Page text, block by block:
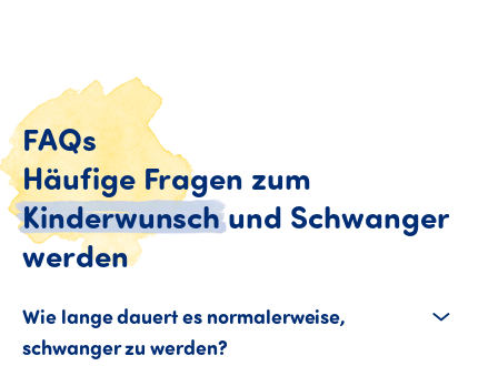
FAQs
Häufige Fragen zum
Kinderwunsch und Schwanger
werdenFAQs Häufige Fragen
Wie lange dauert es normalerweise,
schwanger zu werden?